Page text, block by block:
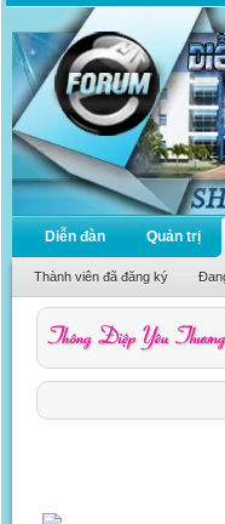
Diễn đàn Quản trị
Thành viên đã đăng ký